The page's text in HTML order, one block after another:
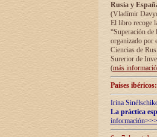
Rusia y
(Vladímir
El libro recoge
“Superación
organizado por
Ciencias de
Surerior de
(más
Países
Irina
La práctica
información>>>